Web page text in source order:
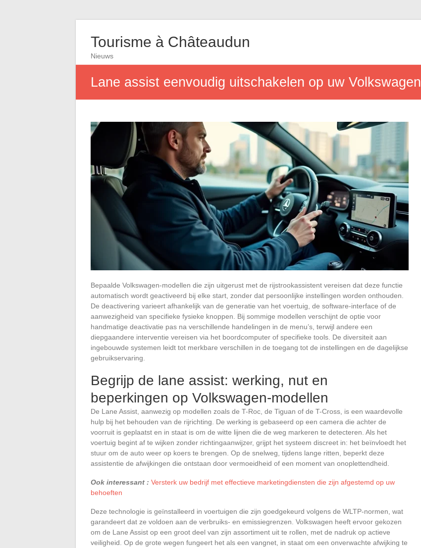
Tourisme à Châteaudun
Nieuws
Lane assist eenvoudig uitschakelen op uw Volkswagen
Bepaalde Volkswagen-modellen die zijn uitgerust met de rijstrookassistent vereisen dat deze functie
automatisch wordt geactiveerd bij elke start, zonder dat persoonlijke instellingen worden onthouden.
De deactivering varieert afhankelijk van de generatie van het voertuig, de software-interface of de
aanwezigheid van specifieke fysieke knoppen. Bij sommige modellen verschijnt de optie voor
handmatige deactivatie pas na verschillende handelingen in de menu’s, terwijl andere een
diepgaandere interventie vereisen via het boordcomputer of specifieke tools. De diversiteit aan
ingebouwde systemen leidt tot merkbare verschillen in de toegang tot de instellingen en de dagelijkse
gebruikservaring.
Begrijp de lane assist: werking, nut en
beperkingen op Volkswagen-modellen
De Lane Assist, aanwezig op modellen zoals de T-Roc, de Tiguan of de T-Cross, is een waardevolle
hulp bij het behouden van de rijrichting. De werking is gebaseerd op een camera die achter de
voorruit is geplaatst en in staat is om de witte lijnen die de weg markeren te detecteren. Als het
voertuig begint af te wijken zonder richtingaanwijzer, grijpt het systeem discreet in: het beïnvloedt het
stuur om de auto weer op koers te brengen. Op de snelweg, tijdens lange ritten, beperkt deze
assistentie de afwijkingen die ontstaan door vermoeidheid of een moment van onoplettendheid.
Ook interessant : Versterk uw bedrijf met effectieve marketingdiensten die zijn afgestemd op uw
behoeften
Deze technologie is geïnstalleerd in voertuigen die zijn goedgekeurd volgens de WLTP-normen, wat
garandeert dat ze voldoen aan de verbruiks- en emissiegrenzen. Volkswagen heeft ervoor gekozen
om de Lane Assist op een groot deel van zijn assortiment uit te rollen, met de nadruk op actieve
veiligheid. Op de grote wegen fungeert het als een vangnet, in staat om een onverwachte afwijking te